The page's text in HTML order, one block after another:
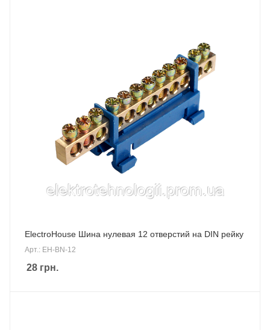
ElectroHouse Шина нулевая 12 отверстий на DIN рейку
Арт.: EH-BN-12
28 грн.